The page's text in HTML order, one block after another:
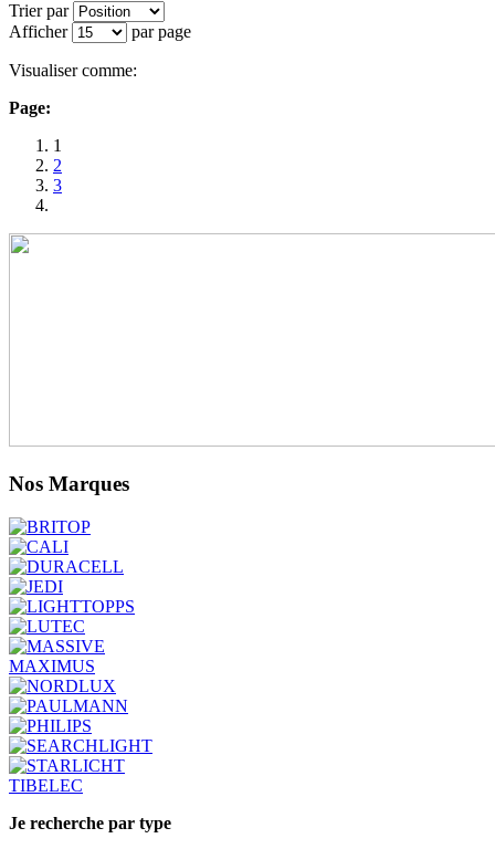
Trier par
Afficher
par page
Visualiser comme:
Page:
1
2
3
Nos Marques
MAXIMUS
TIBELEC
Je recherche par type